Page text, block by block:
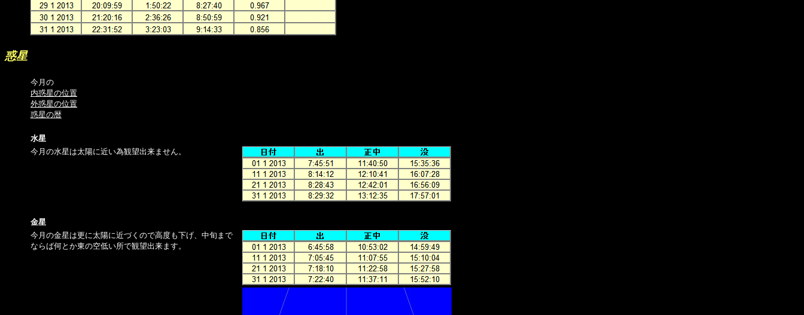
惑星
今月の
内惑星の位置
外惑星の位置
惑星の暦
水星
今月の水星は太陽に近い為観望出来ません。
金星
今月の金星は更に太陽に近づくので高度も下げ、中旬まで
ならば何とか東の空低い所で観望出来ます。